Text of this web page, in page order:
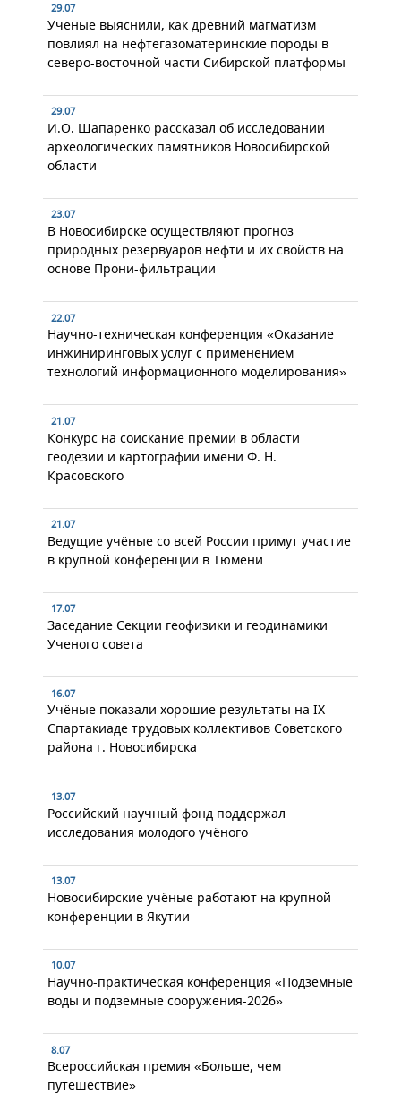
29.07
Ученые выяснили, как древний магматизм
повлиял на нефтегазоматеринские породы в
северо-восточной части Сибирской платформы
29.07
И.О. Шапаренко рассказал об исследовании
археологических памятников Новосибирской
области
23.07
В Новосибирске осуществляют прогноз
природных резервуаров нефти и их свойств на
основе Прони-фильтрации
22.07
Научно-техническая конференция «Оказание
инжиниринговых услуг с применением
технологий информационного моделирования»
21.07
Конкурс на соискание премии в области
геодезии и картографии имени Ф. Н.
Красовского
21.07
Ведущие учёные со всей России примут участие
в крупной конференции в Тюмени
17.07
Заседание Секции геофизики и геодинамики
Ученого совета
16.07
Учёные показали хорошие результаты на IX
Спартакиаде трудовых коллективов Советского
района г. Новосибирска
13.07
Российский научный фонд поддержал
исследования молодого учёного
13.07
Новосибирские учёные работают на крупной
конференции в Якутии
10.07
Научно-практическая конференция «Подземные
воды и подземные сооружения-2026»
8.07
Всероссийская премия «Больше, чем
путешествие»